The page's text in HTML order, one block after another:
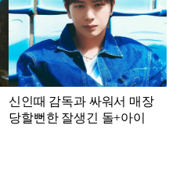
신인때 감독과 싸워서 매장
당할뻔한 잘생긴 돌+아이